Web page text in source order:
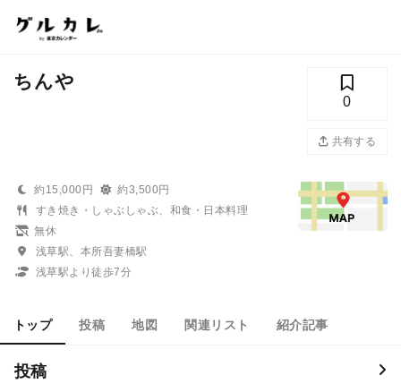
ちんや
0
共有する
約15,000円
約3,500円
すき焼き・しゃぶしゃぶ、和食・日本料理
無休
浅草駅、本所吾妻橋駅
浅草駅より徒歩7分
トップ 投稿 地図 関連リスト 紹介記事
投稿